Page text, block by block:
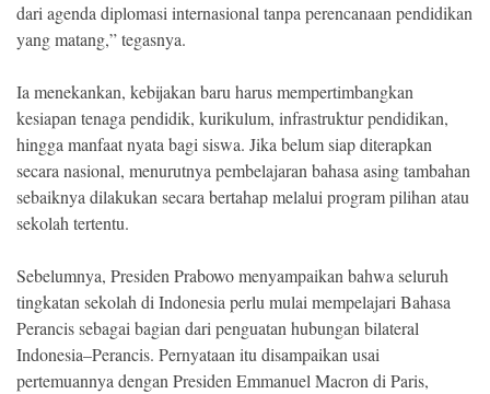
dari agenda diplomasi internasional tanpa perencanaan pendidikan
yang matang,” tegasnya.
Ia menekankan, kebijakan baru harus mempertimbangkan
kesiapan tenaga pendidik, kurikulum, infrastruktur pendidikan,
hingga manfaat nyata bagi siswa. Jika belum siap diterapkan
secara nasional, menurutnya pembelajaran bahasa asing tambahan
sebaiknya dilakukan secara bertahap melalui program pilihan atau
sekolah tertentu.
Sebelumnya, Presiden Prabowo menyampaikan bahwa seluruh
tingkatan sekolah di Indonesia perlu mulai mempelajari Bahasa
Perancis sebagai bagian dari penguatan hubungan bilateral
Indonesia–Perancis. Pernyataan itu disampaikan usai
pertemuannya dengan Presiden Emmanuel Macron di Paris,